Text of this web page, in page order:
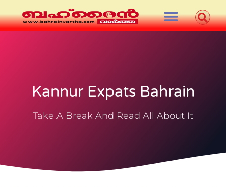
Kannur Expats Bahrain
Take A Break And Read All About It